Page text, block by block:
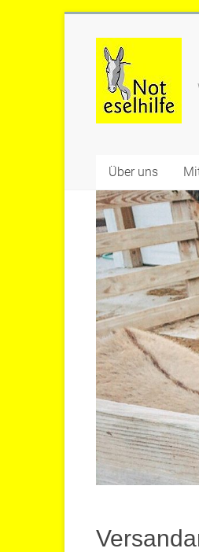
springen
Über uns